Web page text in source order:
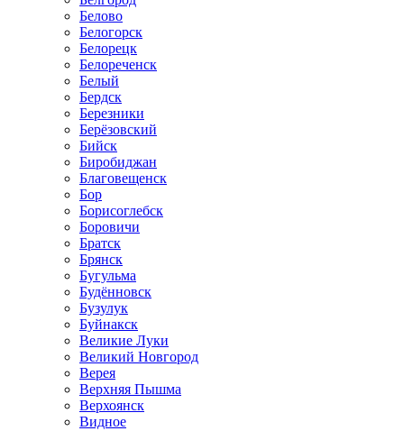
Белово
Белогорск
Белорецк
Белореченск
Белый
Бердск
Березники
Берёзовский
Бийск
Биробиджан
Благовещенск
Бор
Борисоглебск
Боровичи
Братск
Брянск
Бугульма
Будённовск
Бузулук
Буйнакск
Великие Луки
Великий Новгород
Верея
Верхняя Пышма
Верхоянск
Видное